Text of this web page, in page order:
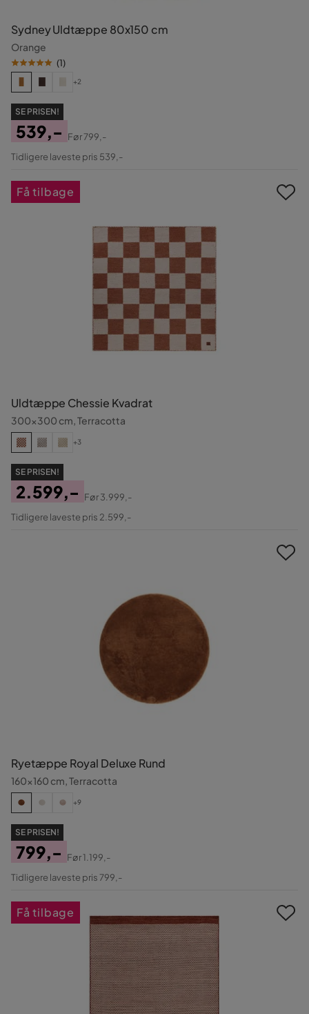
Sydney Uldtæppe 80x150 cm
Orange
(1)
+2
SE PRISEN!
Pris
539,-
Original
Før799,-
Tidligere laveste pris 539,-
Uldtæppe Chessie Kvadrat
300x300 cm, Terracotta
+3
SE PRISEN!
Pris
2.599,-
Original
Før3.999,-
Tidligere laveste pris 2.599,-
Få tilbage
Ryetæppe Royal Deluxe Rund
160x160 cm, Terracotta
+9
SE PRISEN!
Pris
799,-
Original
Før1.199,-
Tidligere laveste pris 799,-
Få tilbage